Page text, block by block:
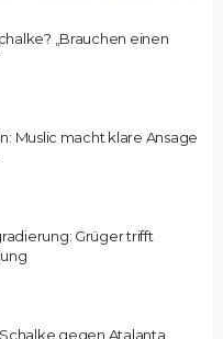
„Brauchen einen
Muslic macht klare Ansage
Grüger trifft
gegen Atalanta